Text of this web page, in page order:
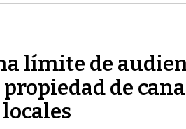
límite de
de